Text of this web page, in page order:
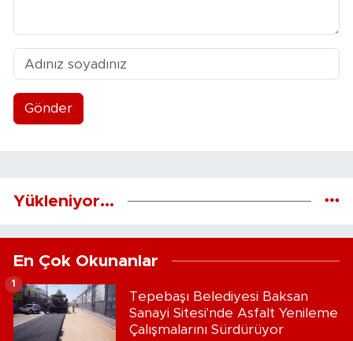
Gönder
Yükleniyor...
En Çok Okunanlar
Tepebaşı Belediyesi Baksan
Sanayi Sitesi'nde Asfalt Yenileme
Çalışmalarını Sürdürüyor
1